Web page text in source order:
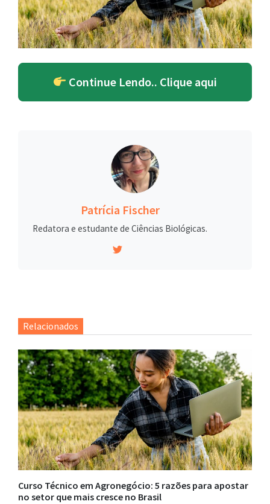
Continue Lendo.. Clique aqui
Patrícia Fischer
Redatora e estudante de Ciências Biológicas.
Relacionados
Curso Técnico em Agronegócio: 5 razões para apostar
no setor que mais cresce no Brasil